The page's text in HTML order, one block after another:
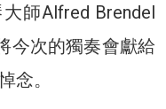
師Alfred Brendel
今次的獨奏會獻給
念。